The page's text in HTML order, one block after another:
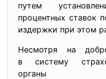
путем
процентных ставок
издержки при этом
Несмотря на
в систему
органы